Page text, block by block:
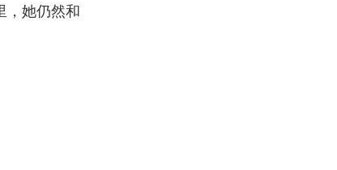
，她仍然和